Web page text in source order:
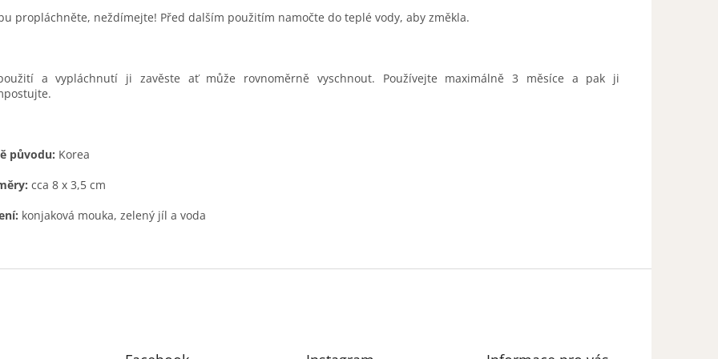
propláchněte, neždímejte! Před dalším použitím namočte do teplé vody, aby změkla.
a vypláchnutí ji zavěste ať může rovnoměrně vyschnout. Používejte maximálně 3 měsíce a pak ji
původu: Korea
cca 8 x 3,5 cm
konjaková mouka, zelený jíl a voda